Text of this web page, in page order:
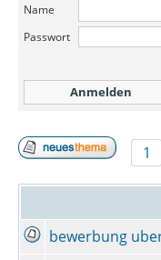
Name
Passwort
1
bewerbung